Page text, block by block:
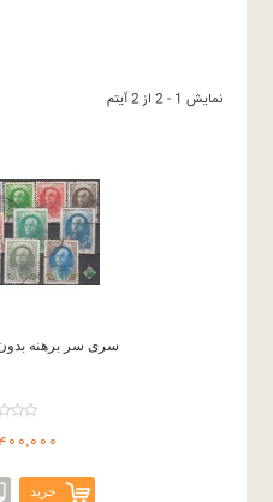
نمایش 1 - 2 از 2 آیتم
سری سر برهنه
1,400,000
خرید